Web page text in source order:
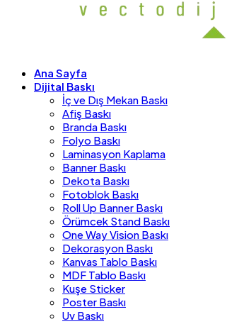
Ana Sayfa
Dijital Baskı
İç ve Dış Mekan Baskı
Afiş Baskı
Branda Baskı
Folyo Baskı
Laminasyon Kaplama
Banner Baskı
Dekota Baskı
Fotoblok Baskı
Roll Up Banner Baskı
Örümcek Stand Baskı
One Way Vision Baskı
Dekorasyon Baskı
Kanvas Tablo Baskı
MDF Tablo Baskı
Kuşe Sticker
Poster Baskı
Uv Baskı